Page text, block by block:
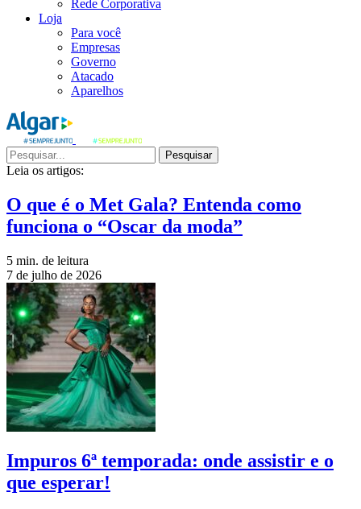
Rede Corporativa
Loja
Para você
Empresas
Governo
Atacado
Aparelhos
Pesquisar
Leia os artigos:
O que é o Met Gala? Entenda como
funciona o “Oscar da moda”
5 min. de leitura
7 de julho de 2026
Impuros 6ª temporada: onde assistir e o
que esperar!